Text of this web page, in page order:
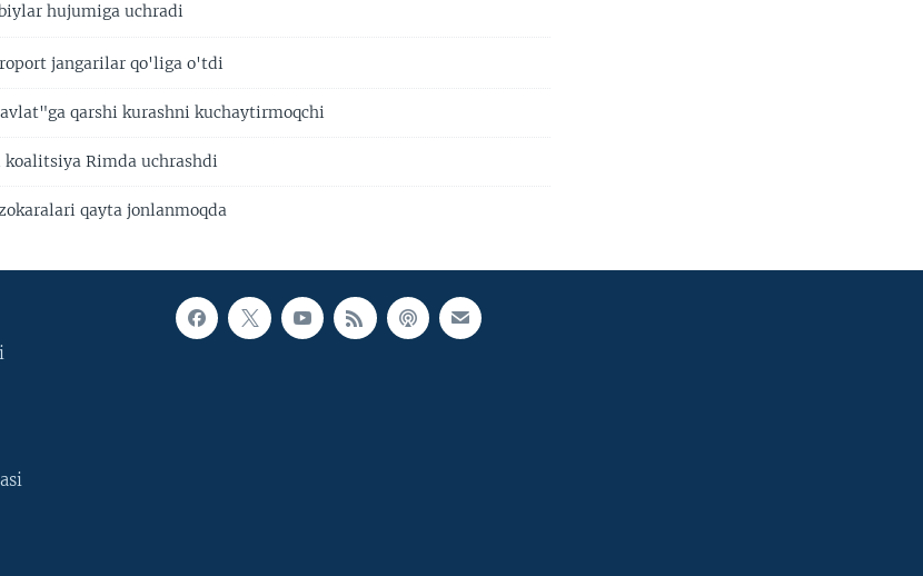
hujumiga uchradi
jangarilar qo'liga o'tdi
qarshi kurashni kuchaytirmoqchi
Rimda uchrashdi
qayta jonlanmoqda